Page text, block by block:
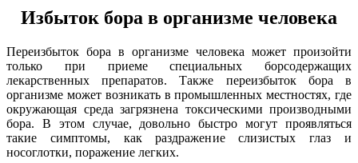
Избыток бора в организме человека
Переизбыток бора в организме человека может произойти
только при приеме специальных борсодержащих
лекарственных препаратов. Также переизбыток бора в
организме может возникать в промышленных местностях, где
окружающая среда загрязнена токсическими производными
бора. В этом случае, довольно быстро могут проявляться
такие симптомы, как раздражение слизистых глаз и
носоглотки, поражение легких.